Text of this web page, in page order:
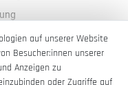
auf unserer Website
Besucher:innen unserer
Anzeigen zu
oder Zugriffe auf